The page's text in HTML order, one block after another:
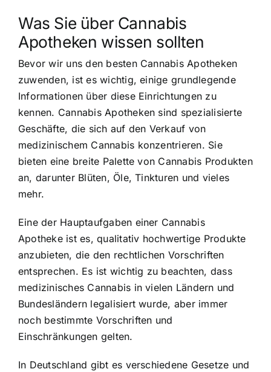
Was Sie über Cannabis
Apotheken wissen sollten
Bevor wir uns den besten Cannabis Apotheken
zuwenden, ist es wichtig, einige grundlegende
Informationen über diese Einrichtungen zu
kennen. Cannabis Apotheken sind spezialisierte
Geschäfte, die sich auf den Verkauf von
medizinischem Cannabis konzentrieren. Sie
bieten eine breite Palette von Cannabis Produkten
an, darunter Blüten, Öle, Tinkturen und vieles
mehr.
Eine der Hauptaufgaben einer Cannabis
Apotheke ist es, qualitativ hochwertige Produkte
anzubieten, die den rechtlichen Vorschriften
entsprechen. Es ist wichtig zu beachten, dass
medizinisches Cannabis in vielen Ländern und
Bundesländern legalisiert wurde, aber immer
noch bestimmte Vorschriften und
Einschränkungen gelten.
In Deutschland gibt es verschiedene Gesetze und